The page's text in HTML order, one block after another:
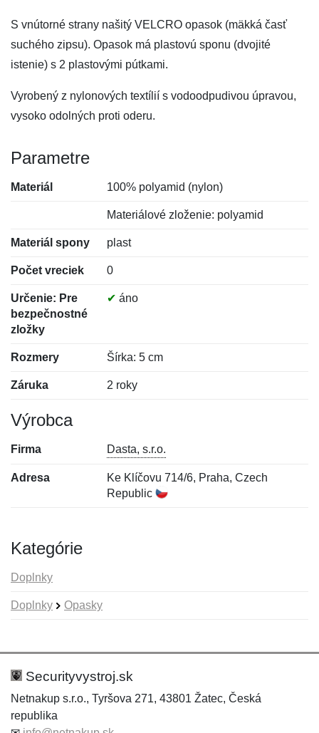
S vnútorné strany našitý VELCRO opasok (mäkká časť
suchého zipsu). Opasok má plastovú sponu (dvojité
istenie) s 2 plastovými pútkami.
Vyrobený z nylonových textílií s vodoodpudivou úpravou,
vysoko odolných proti oderu.
Parametre
Materiál 100% polyamid (nylon)
Materiálové zloženie: polyamid
Materiál spony plast
Počet vreciek 0
Určenie: Pre
bezpečnostné
zložky
✔ áno
Rozmery Šírka: 5 cm
Záruka 2 roky
Výrobca
Firma Dasta, s.r.o.
Adresa
Ke Klíčovu 714/6, Praha, Czech
Republic
Kategórie
Doplnky
Doplnky Opasky
Hodnotenie:
Meno:
Securityvystroj.sk
Netnakup s.r.o., Tyršova 271, 43801 Žatec, Česká
republika